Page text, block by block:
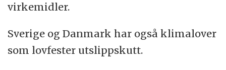
virkemidler.
Sverige og Danmark har også klimalover
som lovfester utslippskutt.